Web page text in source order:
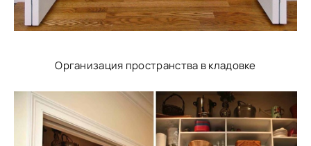
Организация пространства в кладовке